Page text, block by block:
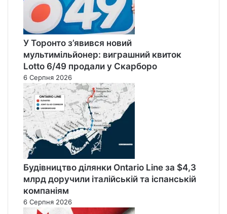
У Торонто з’явився новий
мультимільйонер: виграшний квиток
Lotto 6/49 продали у Скарборо
6 Серпня 2026
Будівництво ділянки Ontario Line за $4,3
млрд доручили італійській та іспанській
компаніям
6 Серпня 2026